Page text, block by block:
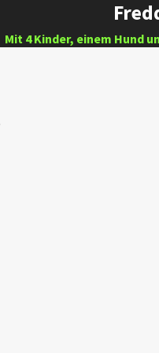
Mit 4 Kinder, einem Hund